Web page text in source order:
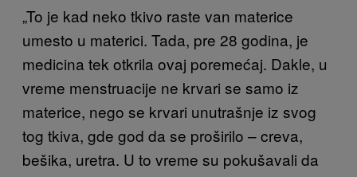
„To je kad neko tkivo raste van materice
umesto u materici. Tada, pre 28 godina, je
medicina tek otkrila ovaj poremećaj. Dakle, u
vreme menstruacije ne krvari se samo iz
materice, nego se krvari unutrašnje iz svog
tog tkiva, gde god da se proširilo – creva,
bešika, uretra. U to vreme su pokušavali da